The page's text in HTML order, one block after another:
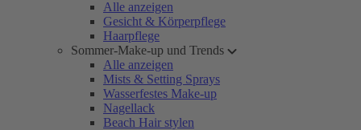
Alle anzeigen
Gesicht & Körperpflege
Haarpflege
Sommer-Make-up und Trends
Alle anzeigen
Mists & Setting Sprays
Wasserfestes Make-up
Nagellack
Beach Hair stylen